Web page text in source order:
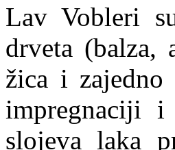
Lav Vobleri
drveta (balza,
žica i zajedno
impregnaciji
slojeva laka